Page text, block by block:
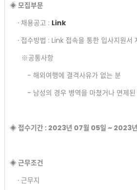
◈ 모집부문
∙ 채용공고 : Link
∙ 접수방법 : Link 접속을 통한 입사지원서
※공통사항
- 해외여행에 결격사유가 없는 분
- 남성의 경우 병역을 마쳤거나 면제된
◈ 접수기간 : 2023년 07월 05일 ~ 2023
◈ 근무조건
∙ 근무지